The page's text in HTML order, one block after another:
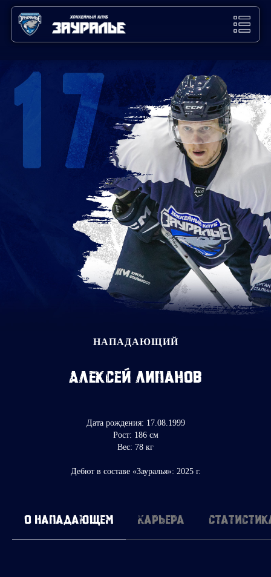
НАПАДАЮЩИЙ
Алексей Липанов
Дата рождения: 17.08.1999
Рост: 186 см
Вес: 78 кг
Дебют в составе «Зауралья»: 2025 г.
О нападающем Карьера